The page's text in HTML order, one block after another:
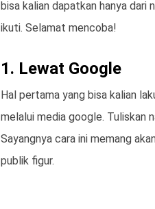
bisa kalian dapatkan hanya dari
ikuti. Selamat mencoba!
1. Lewat Google
Hal pertama yang bisa kalian
melalui media google. Tuliskan
Sayangnya cara ini memang
publik figur.